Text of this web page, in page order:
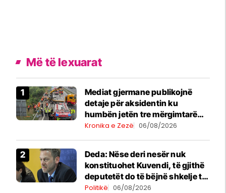
Më të lexuarat
Mediat gjermane publikojnë
detaje për aksidentin ku
humbën jetën tre mërgimtarë
nga Komogllava e Ferizajt
Kronika e Zezë 06/08/2026
Deda: Nëse deri nesër nuk
konstituohet Kuvendi, të gjithë
deputetët do të bëjnë shkelje të
rëndë kushtetuese
Politikë 06/08/2026